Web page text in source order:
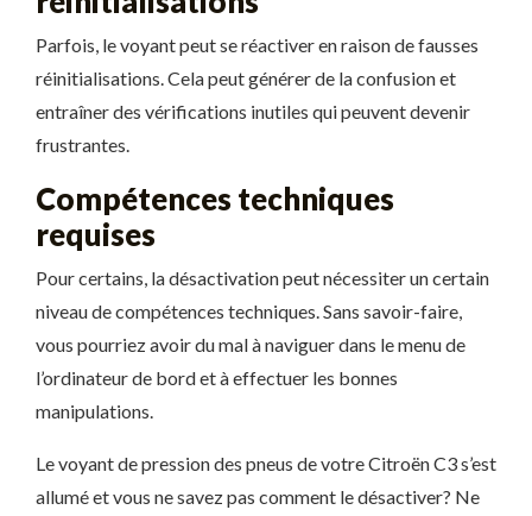
Parfois, le voyant peut se réactiver en raison de fausses
réinitialisations. Cela peut générer de la confusion et
entraîner des vérifications inutiles qui peuvent devenir
frustrantes.
Compétences techniques
requises
Pour certains, la désactivation peut nécessiter un certain
niveau de compétences techniques. Sans savoir-faire,
vous pourriez avoir du mal à naviguer dans le menu de
l’ordinateur de bord et à effectuer les bonnes
manipulations.
Le voyant de pression des pneus de votre Citroën C3 s’est
allumé et vous ne savez pas comment le désactiver? Ne